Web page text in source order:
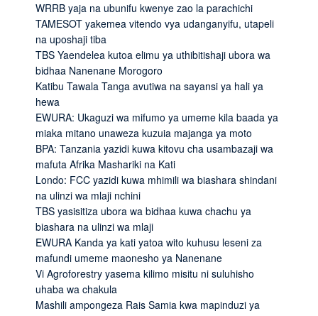
WRRB yaja na ubunifu kwenye zao la parachichi
TAMESOT yakemea vitendo vya udanganyifu, utapeli
na uposhaji tiba
TBS Yaendelea kutoa elimu ya uthibitishaji ubora wa
bidhaa Nanenane Morogoro
Katibu Tawala Tanga avutiwa na sayansi ya hali ya
hewa
EWURA: Ukaguzi wa mifumo ya umeme kila baada ya
miaka mitano unaweza kuzuia majanga ya moto
BPA: Tanzania yazidi kuwa kitovu cha usambazaji wa
mafuta Afrika Mashariki na Kati
Londo: FCC yazidi kuwa mhimili wa biashara shindani
na ulinzi wa mlaji nchini
TBS yasisitiza ubora wa bidhaa kuwa chachu ya
biashara na ulinzi wa mlaji
EWURA Kanda ya kati yatoa wito kuhusu leseni za
mafundi umeme maonesho ya Nanenane
Vi Agroforestry yasema kilimo misitu ni suluhisho
uhaba wa chakula
Mashili ampongeza Rais Samia kwa mapinduzi ya